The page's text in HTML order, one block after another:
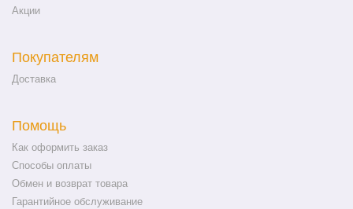
Акции
Покупателям
Доставка
Помощь
Как оформить заказ
Способы оплаты
Обмен и возврат товара
Гарантийное обслуживание